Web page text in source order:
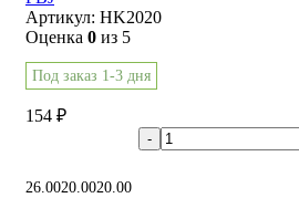
Артикул: HK2020
Оценка 0 из 5
Под заказ 1-3 дня
154 ₽
26.0020.0020.00